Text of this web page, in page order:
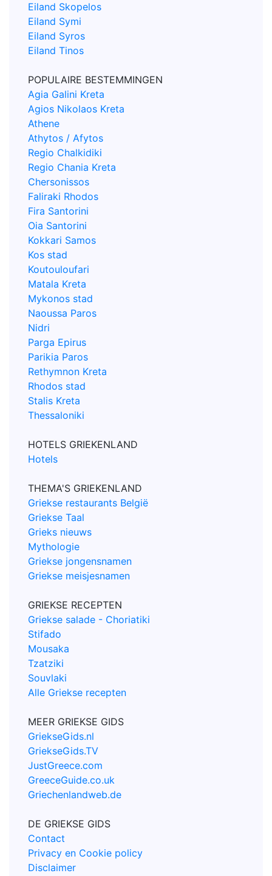
Eiland Skopelos
Eiland Symi
Eiland Syros
Eiland Tinos
POPULAIRE BESTEMMINGEN
Agia Galini Kreta
Agios Nikolaos Kreta
Athene
Athytos / Afytos
Regio Chalkidiki
Regio Chania Kreta
Chersonissos
Faliraki Rhodos
Fira Santorini
Oia Santorini
Kokkari Samos
Kos stad
Koutouloufari
Matala Kreta
Mykonos stad
Naoussa Paros
Nidri
Parga Epirus
Parikia Paros
Rethymnon Kreta
Rhodos stad
Stalis Kreta
Thessaloniki
HOTELS GRIEKENLAND
Hotels
THEMA'S GRIEKENLAND
Griekse restaurants België
Griekse Taal
Grieks nieuws
Mythologie
Griekse jongensnamen
Griekse meisjesnamen
GRIEKSE RECEPTEN
Griekse salade - Choriatiki
Stifado
Mousaka
Tzatziki
Souvlaki
Alle Griekse recepten
MEER GRIEKSE GIDS
GriekseGids.nl
GriekseGids.TV
JustGreece.com
GreeceGuide.co.uk
Griechenlandweb.de
DE GRIEKSE GIDS
Contact
Privacy en Cookie policy
Disclaimer